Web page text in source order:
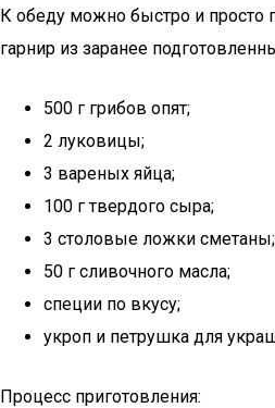
К обеду можно быстро и просто
гарнир из заранее
500 г грибов опят;
2 луковицы;
3 вареных яйца;
100 г твердого сыра;
3 столовые ложки сметаны;
50 г сливочного масла;
специи по вкусу;
укроп и петрушка для
Процесс приготовления: